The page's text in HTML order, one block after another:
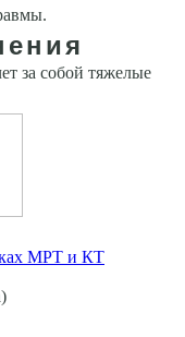
за собой тяжелые
МРТ и КТ